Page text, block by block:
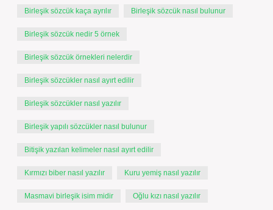
Birleşik sözcük kaça ayrılır Birleşik sözcük nasıl bulunur
Birleşik sözcük nedir 5 örnek
Birleşik sözcük örnekleri nelerdir
Birleşik sözcükler nasıl ayırt edilir
Birleşik sözcükler nasıl yazılır
Birleşik yapılı sözcükler nasıl bulunur
Bitişik yazılan kelimeler nasıl ayırt edilir
Kırmızı biber nasıl yazılır Kuru yemiş nasıl yazılır
Masmavi birleşik isim midir Oğlu kızı nasıl yazılır